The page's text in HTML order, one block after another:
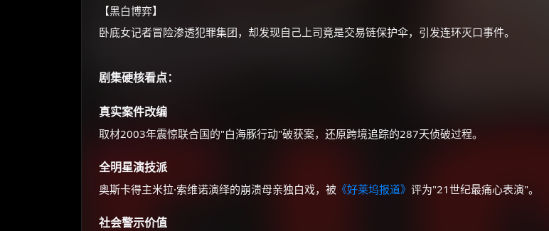
【黑白博弈】
卧底女记者冒险渗透犯罪集团，却发现自己上司竟是交易链保护伞，引发连环灭口事件。
剧集硬核看点：
真实案件改编
取材2003年震惊联合国的"白海豚行动"破获案，还原跨境追踪的287天侦破过程。
全明星演技派
奥斯卡得主米拉·索维诺演绎的崩溃母亲独白戏，被 《好莱坞报道》 评为"21世纪最痛心表演"。
社会警示价值
☕
价格有浮动，请直接搜索查最低价！